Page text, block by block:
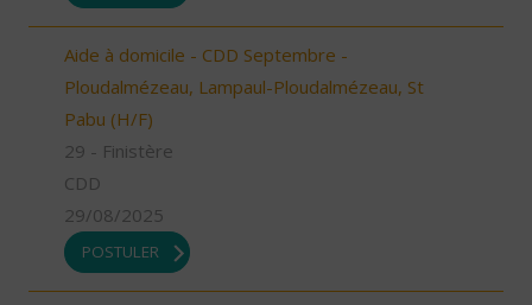
Aide à domicile - CDD Septembre -
Ploudalmézeau, Lampaul-Ploudalmézeau, St
Pabu (H/F)
29 - Finistère
CDD
29/08/2025
POSTULER